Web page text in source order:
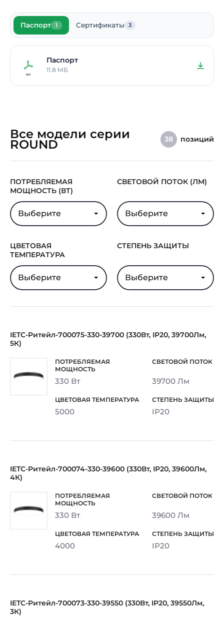
Подвесной
Длина
Ширина
Высота / Глубина
Срок службы светодиодов
100000 ч.
Паспорт 1 Сертификаты 3
Паспорт
11.8 МБ
Все модели серии
ROUND 38 позиций
ПОТРЕБЛЯЕМАЯ
МОЩНОСТЬ (ВТ)
Выберите
СВЕТОВОЙ ПОТОК (ЛМ)
Выберите
ЦВЕТОВАЯ
ТЕМПЕРАТУРА
Выберите
СТЕПЕНЬ ЗАЩИТЫ
Выберите
IETC-Ритейл-700075-330-39700 (330Вт, IP20, 39700Лм,
5К)
330 Вт 39700 Лм
5000 IP20
IETC-Ритейл-700074-330-39600 (330Вт, IP20, 39600Лм,
4К)
330 Вт 39600 Лм
4000 IP20
IETC-Ритейл-700073-330-39550 (330Вт, IP20, 39550Лм,
3К)